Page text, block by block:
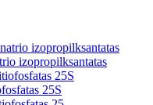
izopropilksantatas
25S